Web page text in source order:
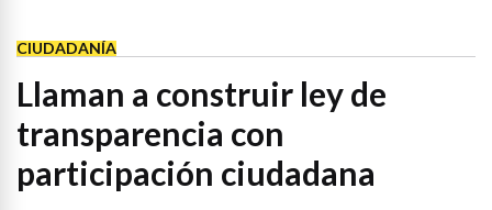
CIUDADANÍA
Llaman a construir ley de
transparencia con
participación ciudadana